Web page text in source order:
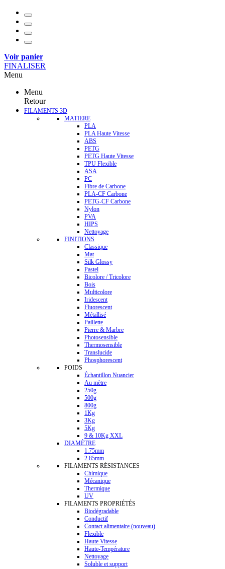
Voir panier
FINALISER
Menu
Menu
Retour
FILAMENTS 3D
MATIERE
PLA
PLA Haute Vitesse
ABS
PETG
PETG Haute Vitesse
TPU Flexible
ASA
PC
Fibre de Carbone
PLA-CF Carbone
PETG-CF Carbone
Nylon
PVA
HIPS
Nettoyage
FINITIONS
Classique
Mat
Silk Glossy
Pastel
Bicolore / Tricolore
Bois
Multicolore
Iridescent
Fluorescent
Métallisé
Paillette
Pierre & Marbre
Photosensible
Thermosensible
Translucide
Phosphorescent
POIDS
Échantillon Nuancier
Au mètre
250g
500g
800g
1Kg
3Kg
5Kg
9 & 10Kg XXL
DIAMÈTRE
1.75mm
2.85mm
FILAMENTS RÉSISTANCES
Chimique
Mécanique
Thermique
UV
FILAMENTS PROPRIÉTÉS
Biodégradable
Conductif
Contact alimentaire (nouveau)
Flexible
Haute Vitesse
Haute-Température
Nettoyage
Soluble et support